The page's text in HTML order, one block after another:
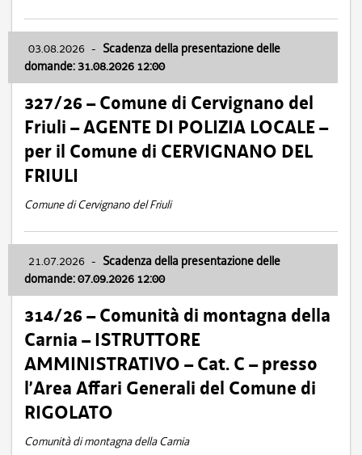
03.08.2026 - Scadenza della presentazione delle
domande: 31.08.2026 12:00
327/26 – Comune di Cervignano del
Friuli – AGENTE DI POLIZIA LOCALE –
per il Comune di CERVIGNANO DEL
FRIULI
Comune di Cervignano del Friuli
21.07.2026 - Scadenza della presentazione delle
domande: 07.09.2026 12:00
314/26 – Comunità di montagna della
Carnia – ISTRUTTORE
AMMINISTRATIVO – Cat. C – presso
l’Area Affari Generali del Comune di
RIGOLATO
Comunità di montagna della Carnia